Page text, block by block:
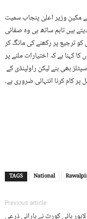
مکین وزیر اعلیٰ پنجاب سمیت
ہیں تاہم ساتھ ہی وہ صفائی
ترجیع پر رکھنے کی مانگ کر
کا کہنا ہے کہ اختیارات ملنے پر
بھی بنے لیکن راولپنڈی کے
پر کام کرنا انتہائی ضروری ہے۔
TAGS National
Previous article
لاہور ہائی کورٹ نے بارانی ذرعی